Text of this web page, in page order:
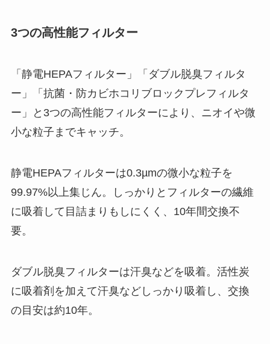
3つの高性能フィルター
「静電HEPAフィルター」「ダブル脱臭フィルタ
ー」「抗菌・防カビホコリブロックプレフィルタ
ー」と3つの高性能フィルターにより、ニオイや微
小な粒子までキャッチ。
静電HEPAフィルターは0.3µmの微小な粒子を
99.97%以上集じん。しっかりとフィルターの繊維
に吸着して目詰まりもしにくく、10年間交換不
要。
ダブル脱臭フィルターは汗臭などを吸着。活性炭
に吸着剤を加えて汗臭などしっかり吸着し、交換
の目安は約10年。